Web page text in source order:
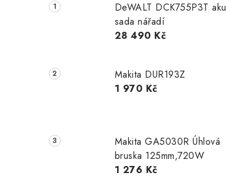
DeWALT DCK755P3T aku
sada nářadí
28 490 Kč
Makita DUR193Z
1 970 Kč
Makita GA5030R Úhlová
bruska 125mm,720W
1 276 Kč